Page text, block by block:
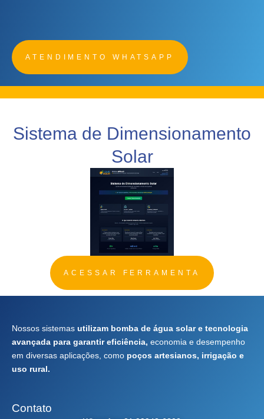
ATENDIMENTO WHATSAPP
Sistema de Dimensionamento
Solar
ACESSAR FERRAMENTA
Nossos sistemas utilizam bomba de água solar e tecnologia
avançada para garantir eficiência, economia e desempenho
em diversas aplicações, como poços artesianos, irrigação e
uso rural.
Contato